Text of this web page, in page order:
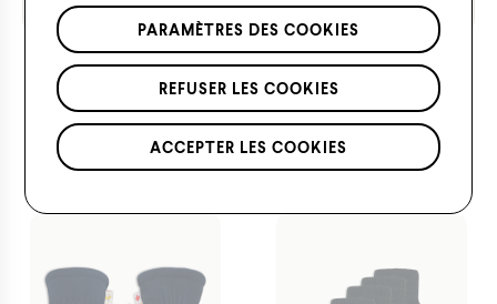
Mitaines d'hiver avec un
bande réfléchissante 2 à
$
Gants d'hiver en
molleton pour enfants
de 4 à 6 ans
10,00
*S'applique uniquement aux articles à prix régulier.
PARAMÈTRES DES COOKIES
REFUSER LES COOKIES
ACCEPTER LES COOKIES